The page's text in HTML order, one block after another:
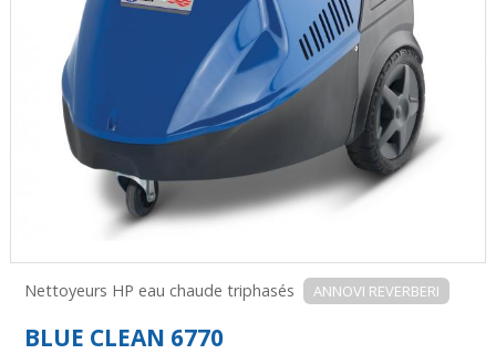
Nettoyeurs HP eau chaude triphasés ANNOVI REVERBERI
BLUE CLEAN 6770